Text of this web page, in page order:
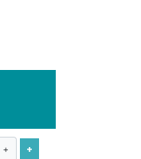
+ +